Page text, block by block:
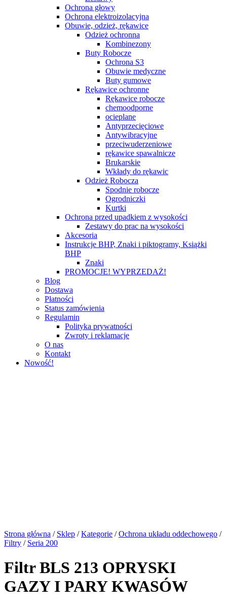
Ochrona głowy
Ochrona elektroizolacyjna
Obuwie, odzież, rękawice
Odzież ochronna
Kombinezony
Buty Robocze
Ochrona S3
Obuwie medyczne
Buty gumowe
Rękawice ochronne
Rękawice robocze
chemoodporne
ocieplane
Antyprzecięciowe
Antywibracyjne
przeciwuderzeniowe
rękawice spawalnicze
Brukarskie
Wkłady do rękawic
Odzież Robocza
Spodnie robocze
Ogrodniczki
Kurtki
Ochrona przed upadkiem z wysokości
Zestawy do prac na wysokości
Akcesoria
Instrukcje BHP, Znaki i piktogramy, Książki
BHP
Znaki
PROMOCJE! WYPRZEDAŻ!
Blog
Dostawa
Płatności
Status zamówienia
Regulamin
Polityka prywatności
Zwroty i reklamacje
O nas
Kontakt
Nowość!
Strona główna / Sklep / Kategorie / Ochrona układu oddechowego /
Filtry / Seria 200
Filtr BLS 213 OPRYSKI
GAZY I PARY KWASÓW